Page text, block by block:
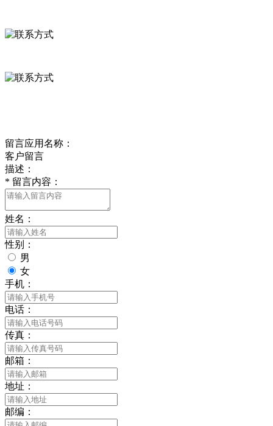
留言应用名称：
客户留言
描述：
* 留言内容：
姓名：
性别：
男
女
手机：
电话：
传真：
邮箱：
地址：
邮编：